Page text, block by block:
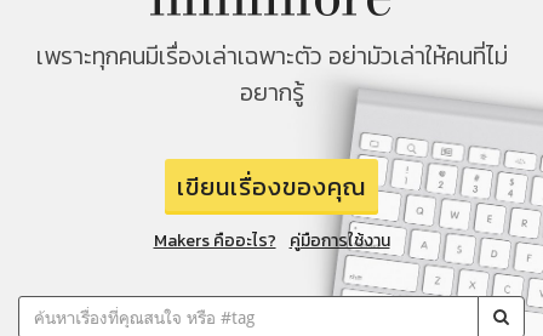
เพราะทุกคนมีเรื่องเล่าเฉพาะตัว อย่ามัวเล่าให้คนที่ไม่
อยากรู้
เขียนเรื่องของคุณ
Makers คืออะไร? คู่มือการใช้งาน